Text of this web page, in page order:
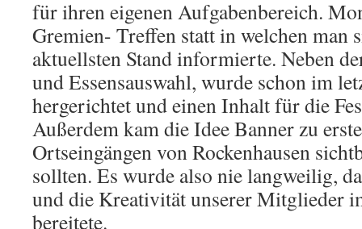
für ihren eigenen Aufgabenbereich.
Gremien- Treffen statt in welchen man
aktuellsten Stand informierte. Neben
und Essensauswahl, wurde schon im
hergerichtet und einen Inhalt für die
Außerdem kam die Idee Banner zu
Ortseingängen von Rockenhausen
sollten. Es wurde also nie langweilig,
und die Kreativität unserer Mitglieder
bereitete.